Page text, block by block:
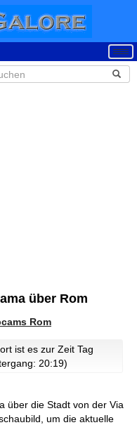
über Rom
Rom
ist es zur Zeit Tag
20:19)
über die Stadt von der Via
um die aktuelle